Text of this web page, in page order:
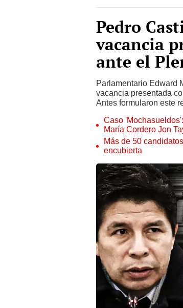
Pedro
vacancia
ante el
Parlamentario Edward
vacancia presentada
Antes formularon este
Caso
María Cordero Jon Tay
Más de 50
encubierta